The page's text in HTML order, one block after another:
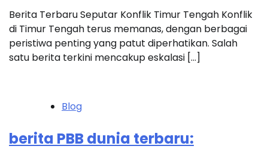
Berita Terbaru Seputar Konflik Timur Tengah Konflik
di Timur Tengah terus memanas, dengan berbagai
peristiwa penting yang patut diperhatikan. Salah
satu berita terkini mencakup eskalasi […]
Blog
berita PBB dunia terbaru: